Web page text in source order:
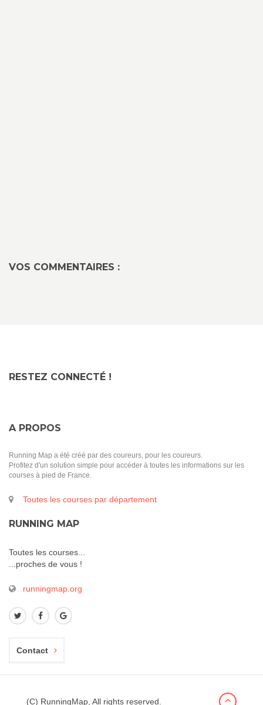
VOS COMMENTAIRES :
RESTEZ CONNECTÉ !
A PROPOS
Running Map a été créé par des coureurs, pour les coureurs.
Profitez d'un solution simple pour accéder à toutes les informations sur les
courses à pied de France.
Toutes les courses par département.
RUNNING MAP
Toutes les courses...
...proches de vous !
runningmap.org
Contact
(C) RunningMap, All rights reserved.